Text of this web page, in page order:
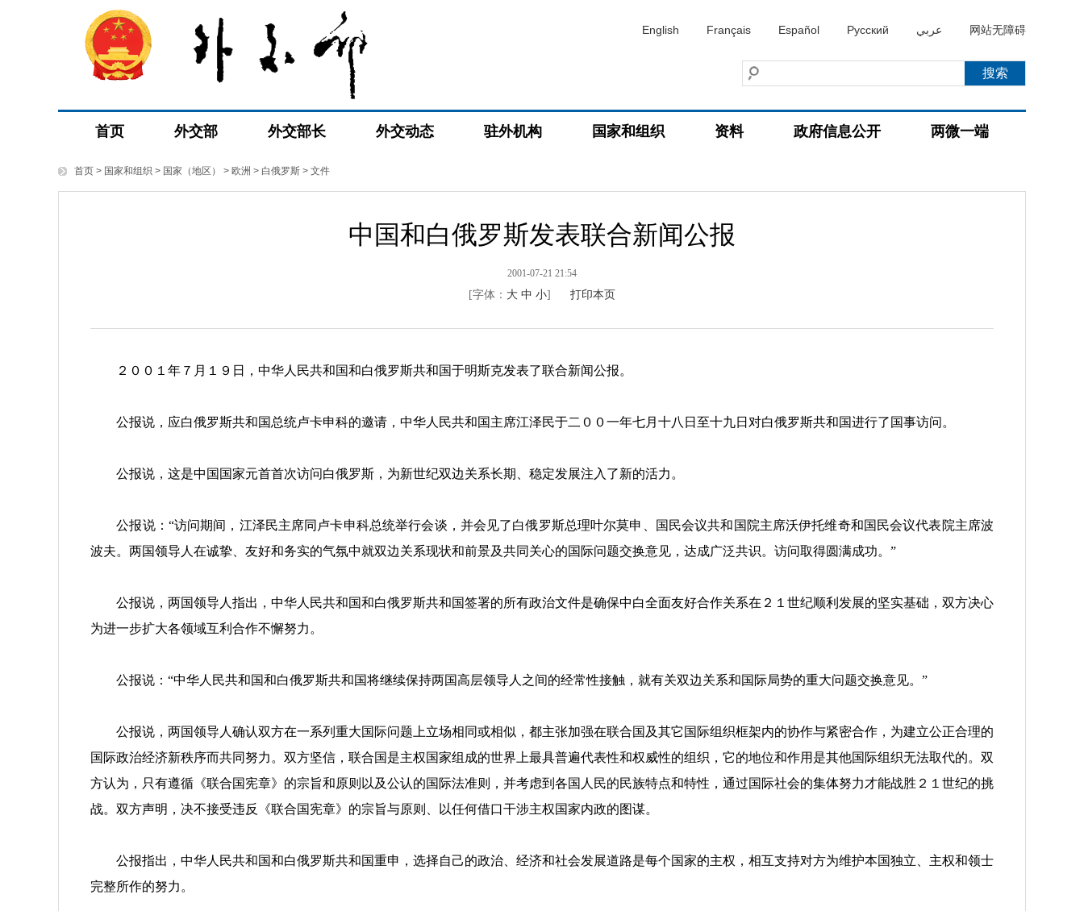
English Français Español Русский عربي 网站无障碍
首页 外交部 外交部长 外交动态 驻外机构 国家和组织 资料 政府信息公开 两微一端
首页 > 国家和组织 > 国家（地区） > 欧洲 > 白俄罗斯 > 文件
中国和白俄罗斯发表联合新闻公报
2001-07-21 21:54
[字体： 大 中 小] 打印本页
２００１年７月１９日，中华人民共和国和白俄罗斯共和国于明斯克发表了联合新闻公报。
公报说，应白俄罗斯共和国总统卢卡申科的邀请，中华人民共和国主席江泽民于二００一年七月十八日至十九日对白俄罗斯共和国进行了国事访问。
公报说，这是中国国家元首首次访问白俄罗斯，为新世纪双边关系长期、稳定发展注入了新的活力。
公报说：“访问期间，江泽民主席同卢卡申科总统举行会谈，并会见了白俄罗斯总理叶尔莫申、国民会议共和国院主席沃伊托维奇和国民会议代表院主席波
波夫。两国领导人在诚挚、友好和务实的气氛中就双边关系现状和前景及共同关心的国际问题交换意见，达成广泛共识。访问取得圆满成功。”
公报说，两国领导人指出，中华人民共和国和白俄罗斯共和国签署的所有政治文件是确保中白全面友好合作关系在２１世纪顺利发展的坚实基础，双方决心
为进一步扩大各领域互利合作不懈努力。
公报说：“中华人民共和国和白俄罗斯共和国将继续保持两国高层领导人之间的经常性接触，就有关双边关系和国际局势的重大问题交换意见。”
公报说，两国领导人确认双方在一系列重大国际问题上立场相同或相似，都主张加强在联合国及其它国际组织框架内的协作与紧密合作，为建立公正合理的
国际政治经济新秩序而共同努力。双方坚信，联合国是主权国家组成的世界上最具普遍代表性和权威性的组织，它的地位和作用是其他国际组织无法取代的。双
方认为，只有遵循《联合国宪章》的宗旨和原则以及公认的国际法准则，并考虑到各国人民的民族特点和特性，通过国际社会的集体努力才能战胜２１世纪的挑
战。双方声明，决不接受违反《联合国宪章》的宗旨与原则、以任何借口干涉主权国家内政的图谋。
公报指出，中华人民共和国和白俄罗斯共和国重申，选择自己的政治、经济和社会发展道路是每个国家的主权，相互支持对方为维护本国独立、主权和领士
完整所作的努力。